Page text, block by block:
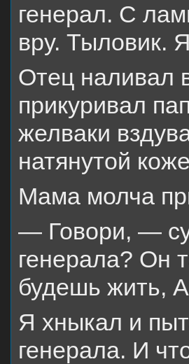
генерал. С
вру. Тыловик.
Отец наливал
прикуривал
желваки
натянутой
Мама молча
— Говори, —
генерала? Он
будешь жить,
Я хныкал и
генерала. И